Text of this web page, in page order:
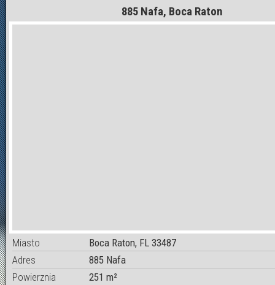
885 Nafa, Boca Raton
Miasto
Boca Raton, FL 33487
Adres
885 Nafa
Powierznia
251 m²